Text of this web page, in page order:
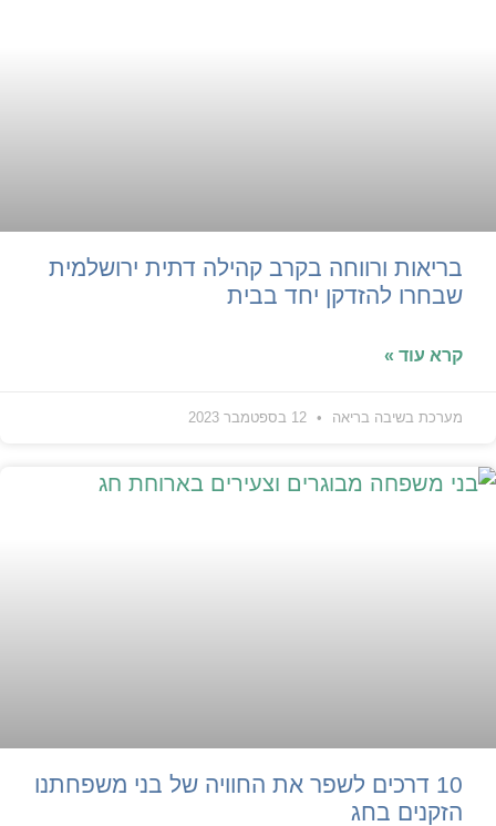
בריאות ורווחה בקרב קהילה דתית ירושלמית
שבחרו להזדקן יחד בבית
קרא עוד »
מערכת בשיבה בריאה
10 דרכים לשפר את החוויה של בני משפחתנו
הזקנים בחג